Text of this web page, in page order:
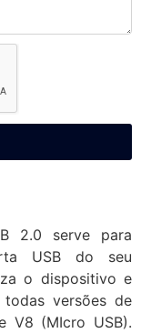
2.0 serve para
USB do seu
o dispositivo e
versões de
V8 (MIcro USB).